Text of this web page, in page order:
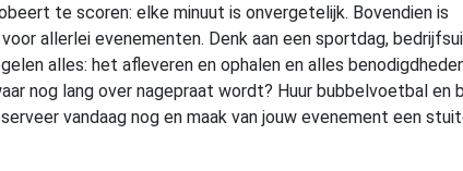
te scoren: elke minuut is onvergetelijk. Bovendien is
allerlei evenementen. Denk aan een sportdag,
alles: het afleveren en ophalen en alles
nog lang over nagepraat wordt? Huur bubbelvoetbal en
vandaag nog en maak van jouw evenement een